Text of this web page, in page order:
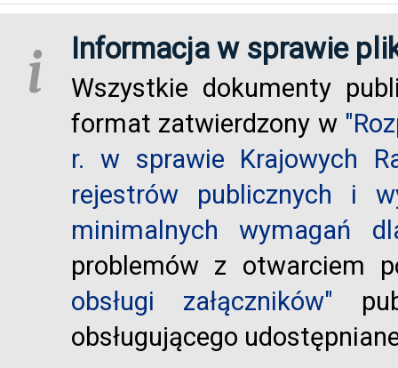
i Informacja w sprawie
Wszystkie dokumenty
format zatwierdzony w
r. w sprawie Krajowych
rejestrów publicznych i
minimalnych wymagań
problemów z otwarciem
obsługi załączników"
obsługującego